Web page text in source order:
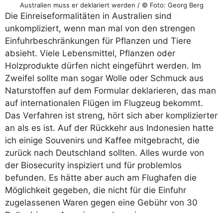
Australien muss er deklariert werden / © Foto: Georg Berg
Die Einreiseformalitäten in Australien sind
unkompliziert, wenn man mal von den strengen
Einfuhrbeschränkungen für Pflanzen und Tiere
absieht. Viele Lebensmittel, Pflanzen oder
Holzprodukte dürfen nicht eingeführt werden. Im
Zweifel sollte man sogar Wolle oder Schmuck aus
Naturstoffen auf dem Formular deklarieren, das man
auf internationalen Flügen im Flugzeug bekommt.
Das Verfahren ist streng, hört sich aber komplizierter
an als es ist. Auf der Rückkehr aus Indonesien hatte
ich einige Souvenirs und Kaffee mitgebracht, die
zurück nach Deutschland sollten. Alles wurde von
der Biosecurity inspiziert und für problemlos
befunden. Es hätte aber auch am Flughafen die
Möglichkeit gegeben, die nicht für die Einfuhr
zugelassenen Waren gegen eine Gebühr von 30